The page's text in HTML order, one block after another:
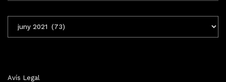
MENSUALS
Avís Legal